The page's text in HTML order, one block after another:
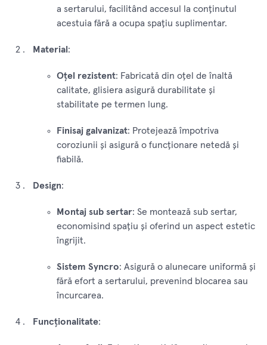
a sertarului, facilitând accesul la conținutul
acestuia fără a ocupa spațiu suplimentar.
Material :
Oțel rezistent: Fabricată din oțel de înaltă
calitate, glisiera asigură durabilitate și
stabilitate pe termen lung.
Finisaj galvanizat: Protejează împotriva
coroziunii și asigură o funcționare netedă și
fiabilă.
Design:
Montaj sub sertar: Se montează sub sertar,
economisind spațiu și oferind un aspect estetic
îngrijit.
Sistem Syncro: Asigură o alunecare uniformă și
fără efort a sertarului, prevenind blocarea sau
încurcarea.
Funcționalitate: